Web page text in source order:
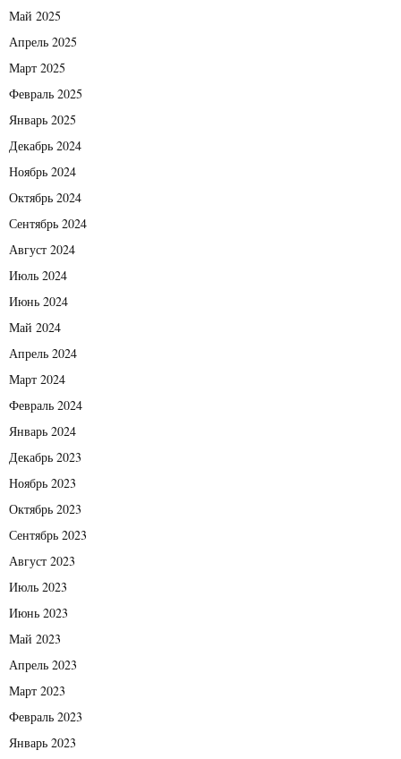
Май 2025
Апрель 2025
Март 2025
Февраль 2025
Январь 2025
Декабрь 2024
Ноябрь 2024
Октябрь 2024
Сентябрь 2024
Август 2024
Июль 2024
Июнь 2024
Май 2024
Апрель 2024
Март 2024
Февраль 2024
Январь 2024
Декабрь 2023
Ноябрь 2023
Октябрь 2023
Сентябрь 2023
Август 2023
Июль 2023
Июнь 2023
Май 2023
Апрель 2023
Март 2023
Февраль 2023
Январь 2023